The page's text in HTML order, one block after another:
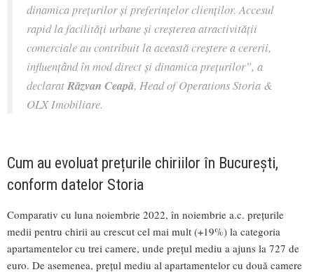
dinamica prețurilor și preferințelor clienților. Accesul
rapid la facilități urbane și creșterea atractivității
comerciale au contribuit la această creștere a cererii,
influențând în mod direct și dinamica prețurilor”, a
declaratRăzvan Ceapă, Head of Operations Storia &
OLX Imobiliare.
Cum au evoluat prețurile chiriilor în București,
conform datelor Storia
Comparativ cu luna noiembrie 2022, în noiembrie a.c. prețurile
medii pentru chirii au crescut cel mai mult (+19%) la categoria
apartamentelor cu trei camere, unde prețul mediu a ajuns la 727 de
euro. De asemenea, prețul mediu al apartamentelor cu două camere